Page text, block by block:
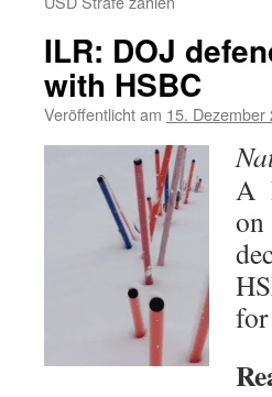
ILR: DOJ
with HSBC
Veröffentlicht am 15. Dezember
A
on